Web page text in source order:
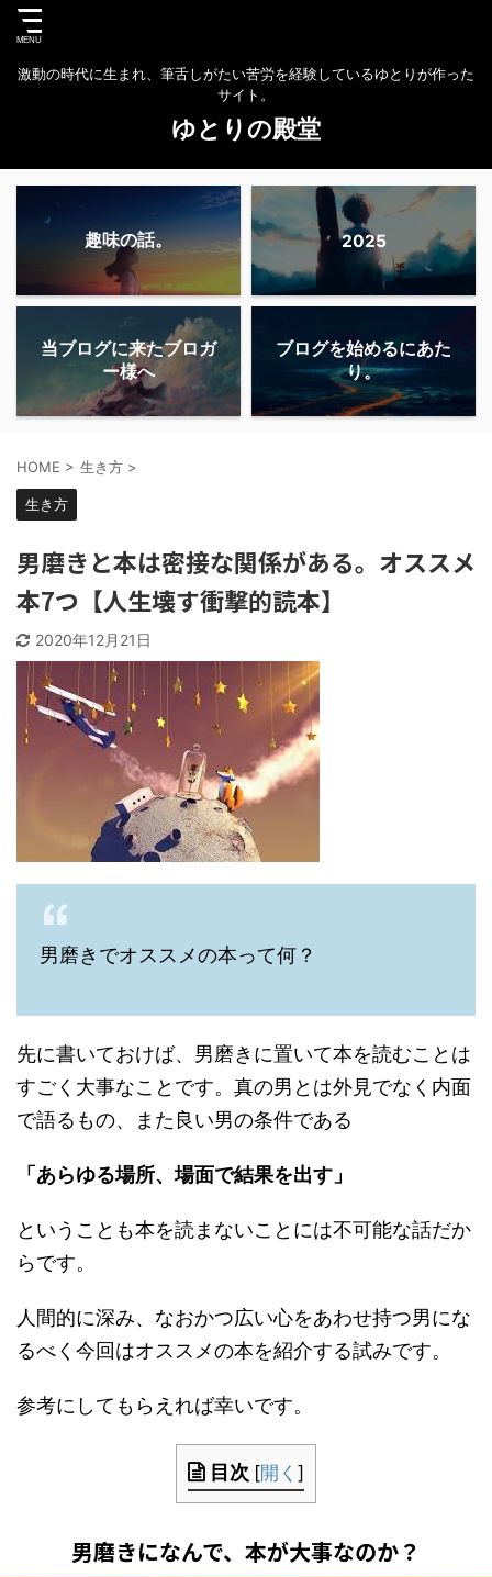
激動の時代に生まれ、筆舌しがたい苦労を経験しているゆとりが作った
サイト。
ゆとりの殿堂
趣味の話。 2025
当ブログに来たブロガ
ー様へ
ブログを始めるにあた
り。
HOME > 生き方 >
生き方
男磨きと本は密接な関係がある。オススメ
本7つ【人生壊す衝撃的読本】
2020年12月21日
男磨きでオススメの本って何？
先に書いておけば、男磨きに置いて本を読むことは
すごく大事なことです。真の男とは外見でなく内面
で語るもの、また良い男の条件である
「あらゆる場所、場面で結果を出す」
ということも本を読まないことには不可能な話だか
らです。
人間的に深み、なおかつ広い心をあわせ持つ男にな
るべく今回はオススメの本を紹介する試みです。
参考にしてもらえれば幸いです。
目次 [開く ]
男磨きになんで、本が大事なのか？